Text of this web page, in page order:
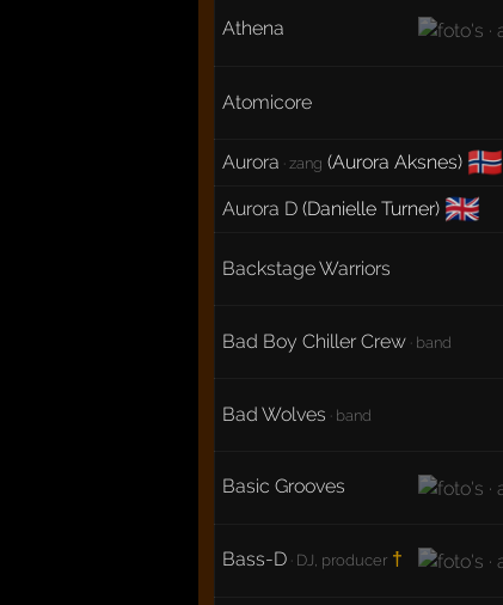
Athena
Atomicore
Aurora · zang (Aurora Aksnes) 🇳🇴
Aurora D (Danielle Turner) 🇬🇧
Backstage Warriors
Bad Boy Chiller Crew · band
Bad Wolves · band
Basic Grooves
Bass-D · DJ, producer †